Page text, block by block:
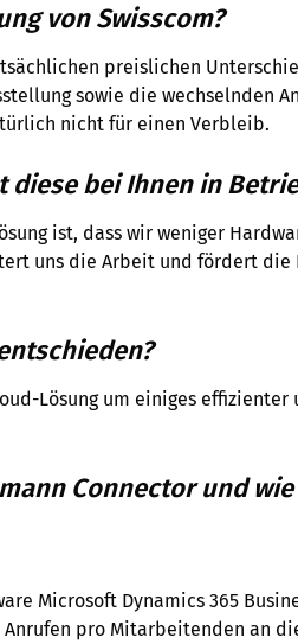
von Swisscom?
preislichen
sowie die wechselnden
nicht für einen Verbleib.
diese bei Ihnen in
ist, dass wir weniger
uns die Arbeit und fördert die
Lösung um einiges
Connector und
Microsoft Dynamics 365
pro Mitarbeitenden an